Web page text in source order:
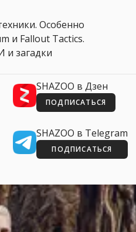
Особенно
и Fallout Tactics.
и загадки
SHAZOO в Дзен
ПОДПИСАТЬСЯ
SHAZOO в Telegram
ПОДПИСАТЬСЯ